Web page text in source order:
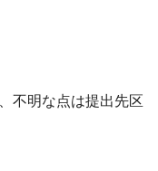
不明な点は提出先区